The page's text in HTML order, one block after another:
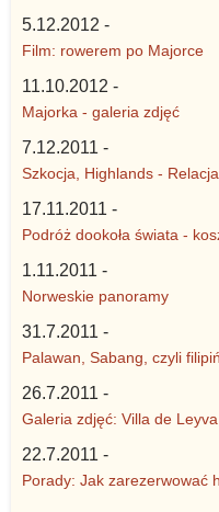
5.12.2012 -
Film: rowerem po Majorce
11.10.2012 -
Majorka - galeria zdjęć
7.12.2011 -
Szkocja, Highlands -
17.11.2011 -
Podróż dookoła świata -
1.11.2011 -
Norweskie panoramy
31.7.2011 -
Palawan, Sabang, czyli
26.7.2011 -
Galeria zdjęć: Villa de
22.7.2011 -
Porady: Jak zarezerwować